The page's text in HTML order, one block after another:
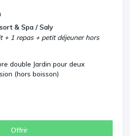
& Spa / Saly
+ 1 repas + petit déjeuner hors
double Jardin pour deux
(hors boisson)
Offrir